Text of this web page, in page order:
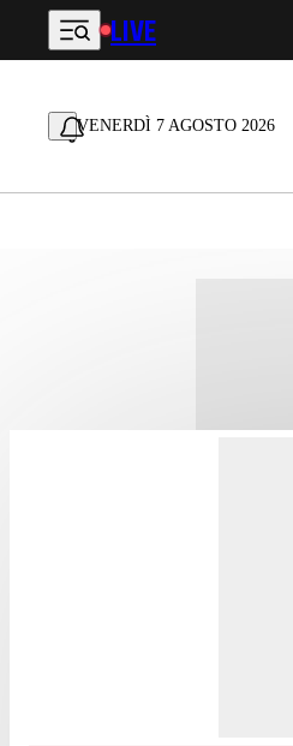
Vai al contenuto principale
LIVE
VENERDÌ 7 AGOSTO 2026